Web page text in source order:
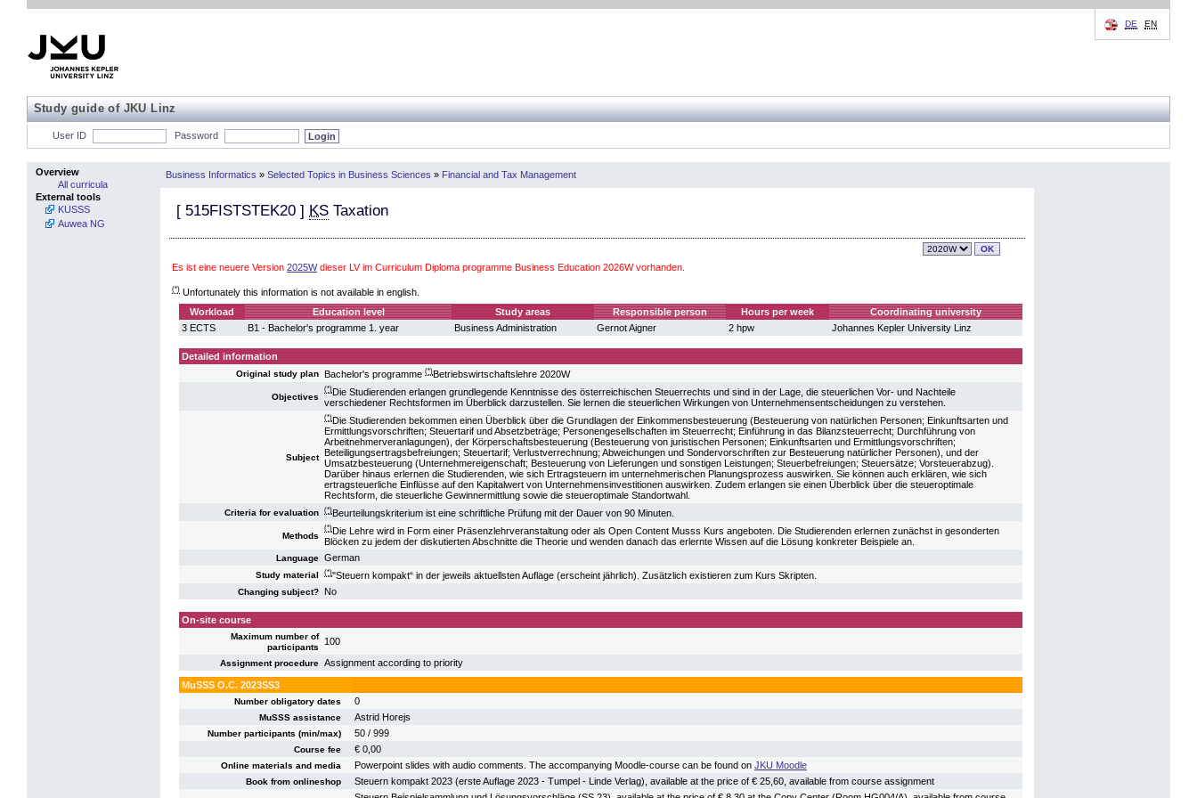
Study guide of JKU Linz
DE EN
User ID Password
Overview
All curricula
External tools
KUSSS
Auwea NG
Business Informatics » Selected Topics in Business Sciences » Financial and Tax Management
[ 515FISTSTEK20 ] KS Taxation
Es ist eine neuere Version 2025Wdieser LV im Curriculum Diploma programme Business Education 2026W vorhanden.
(*) Unfortunately this information is not available in english.
Workload
Education level Study areas Responsible person Hours per week
Coordinating university
3 ECTS
B1 - Bachelor's programme 1. year Business Administration Gernot Aigner 2 hpw Johannes Kepler University Linz
Detailed information
Original study plan Bachelor's programme (*)Betriebswirtschaftslehre 2020W
Objectives
(*)Die Studierenden erlangen grundlegende Kenntnisse des österreichischen Steuerrechts und sind in der Lage, die steuerlichen Vor- und Nachteile
verschiedener Rechtsformen im Überblick darzustellen. Sie lernen die steuerlichen Wirkungen von Unternehmensentscheidungen zu verstehen.
Subject
(*)Die Studierenden bekommen einen Überblick über die Grundlagen der Einkommensbesteuerung (Besteuerung von natürlichen Personen; Einkunftsarten und
Ermittlungsvorschriften; Steuertarif und Absetzbeträge; Personengesellschaften im Steuerrecht; Einführung in das Bilanzsteuerrecht; Durchführung von
Arbeitnehmerveranlagungen), der Körperschaftsbesteuerung (Besteuerung von juristischen Personen; Einkunftsarten und Ermittlungsvorschriften;
Beteiligungsertragsbefreiungen; Steuertarif; Verlustverrechnung; Abweichungen und Sondervorschriften zur Besteuerung natürlicher Personen), und der
Umsatzbesteuerung (Unternehmereigenschaft; Besteuerung von Lieferungen und sonstigen Leistungen; Steuerbefreiungen; Steuersätze; Vorsteuerabzug).
Darüber hinaus erlernen die Studierenden, wie sich Ertragsteuern im unternehmerischen Planungsprozess auswirken. Sie können auch erklären, wie sich
ertragsteuerliche Einflüsse auf den Kapitalwert von Unternehmensinvestitionen auswirken. Zudem erlangen sie einen Überblick über die steueroptimale
Rechtsform, die steuerliche Gewinnermittlung sowie die steueroptimale Standortwahl.
Criteria for evaluation (*)Beurteilungskriterium ist eine schriftliche Prüfung mit der Dauer von 90 Minuten.
Methods
(*)Die Lehre wird in Form einer Präsenzlehrveranstaltung oder als Open Content Musss Kurs angeboten. Die Studierenden erlernen zunächst in gesonderten
Blöcken zu jedem der diskutierten Abschnitte die Theorie und wenden danach das erlernte Wissen auf die Lösung konkreter Beispiele an.
Language German
Study material (*)"Steuern kompakt“ in der jeweils aktuellsten Auflage (erscheint jährlich). Zusätzlich existieren zum Kurs Skripten.
Changing subject? No
On-site course
Maximum number of
participants
100
Assignment procedure Assignment according to priority
MuSSS O.C. 2023SS3
Number obligatory dates 0
MuSSS assistance Astrid Horejs
Number participants (min/max) 50 / 999
Course fee € 0,00
Online materials and media Powerpoint slides with audio comments. The accompanying Moodle-course can be found on JKU Moodle
Book from onlineshop
Steuern kompakt 2023 (erste Auflage 2023 - Tumpel - Linde Verlag), available at the price of € 25,60, available from course assignment